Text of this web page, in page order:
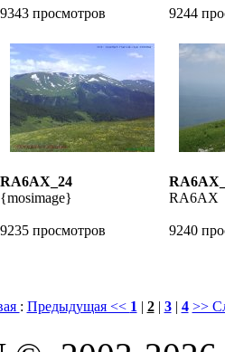
9343 просмотров 9244
RA6AX_24
{mosimage}
9235 просмотров
RA6AX
9240
: Предыдущая << 1 | 2| 3| 4 >>